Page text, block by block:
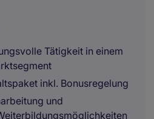
Tätigkeit in einem
inkl. Bonusregelung
und